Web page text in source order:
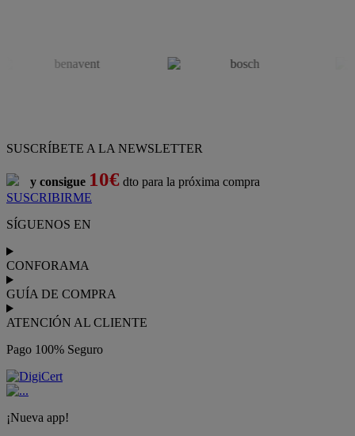
SUSCRÍBETE A LA NEWSLETTER
y consigue 10€ dto para la próxima compra
SUSCRIBIRME
SÍGUENOS EN
CONFORAMA
GUÍA DE COMPRA
ATENCIÓN AL CLIENTE
Pago 100% Seguro
¡Nueva app!